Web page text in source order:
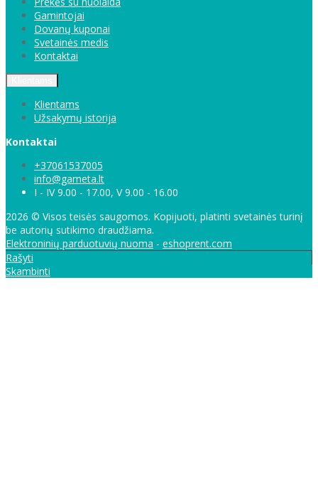
Gamintojai
Dovanų kuponai
Svetainės medis
Kontaktai
Klientams
Užsakymų istorija
Kontaktai
+37061537005
info@gameta.lt
I - IV 9.00 - 17.00, V 9.00 - 16.00
2026 © Visos teisės saugomos. Kopijuoti, platinti svetainės turinį
be autorių sutikimo draudžiama.
Elektroninių parduotuvių nuoma - eshoprent.com
Rašyti
Skambinti